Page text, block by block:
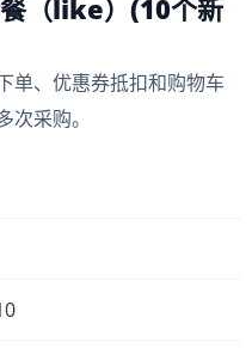
（like）(10个新
单、优惠券抵扣和购物车
次采购。